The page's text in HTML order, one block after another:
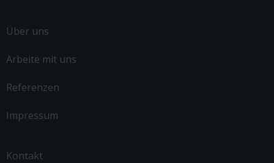
Über uns
Arbeite mit uns
Referenzen
Impressum
Kontakt